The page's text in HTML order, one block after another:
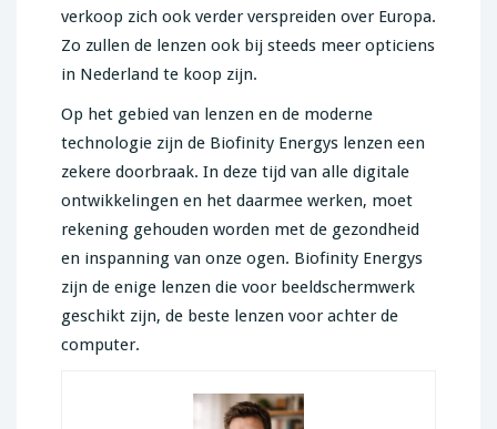
verkoop zich ook verder verspreiden over Europa.
Zo zullen de lenzen ook bij steeds meer opticiens
in Nederland te koop zijn.
Op het gebied van lenzen en de moderne
technologie zijn de Biofinity Energys lenzen een
zekere doorbraak. In deze tijd van alle digitale
ontwikkelingen en het daarmee werken, moet
rekening gehouden worden met de gezondheid
en inspanning van onze ogen. Biofinity Energys
zijn de enige lenzen die voor beeldschermwerk
geschikt zijn, de beste lenzen voor achter de
computer.